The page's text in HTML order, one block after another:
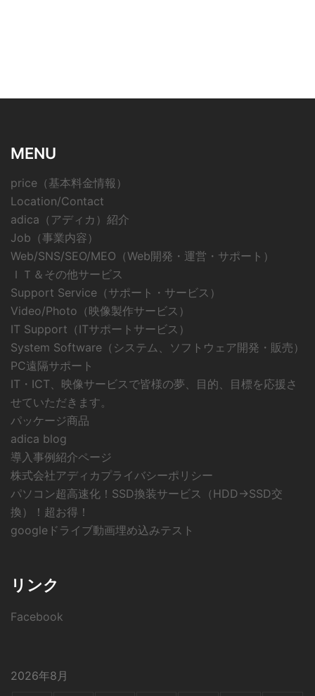
MENU
price（基本料金情報）
Location/Contact
adica（アディカ）紹介
Job（事業内容）
Web/SNS/SEO/MEO（Web開発・運営・サポート）
ＩＴ＆その他サービス
Support Service（サポート・サービス）
Video/Photo（映像製作サービス）
IT Support（ITサポートサービス）
System Software（システム、ソフトウェア開発・販売）
PC遠隔サポート
IT・ICT、映像サービスで皆様の夢、目的、目標を応援さ
せていただきます。
パッケージ商品
adica blog
導入事例紹介ページ
株式会社アディカプライバシーポリシー
パソコン超高速化！SSD換装サービス（HDD→SSD交
換）！超お得！
googleドライブ動画埋め込みテスト
リンク
Facebook
2026年8月